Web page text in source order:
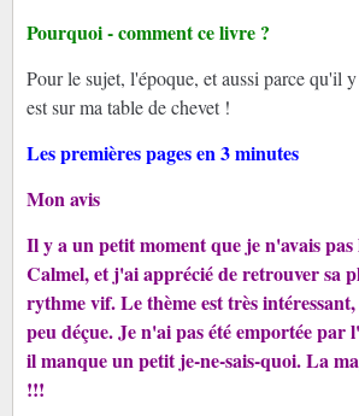
Pourquoi - comment ce livre ?
Pour le sujet, l'époque, et aussi parce qu'il
est sur ma table de chevet !
Les premières pages en 3 minutes
Mon avis
Il y a un petit moment que je n'avais
Calmel, et j'ai apprécié de retrouver sa
rythme vif. Le thème est très
peu déçue. Je n'ai pas été emportée par
il manque un petit je-ne-sais-quoi. La
!!!